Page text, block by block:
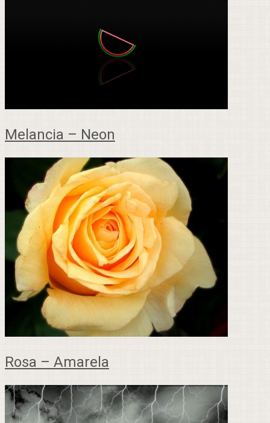
Melancia – Neon
Rosa – Amarela